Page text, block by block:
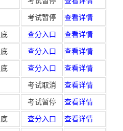
理》真题汇总（2023-202
设工程目标控制》（土木
2025）】 【监理工程
析》（土木建筑工程）真
考试暂停 查看详情
查分入口 查看详情
查分入口 查看详情
查分入口 查看详情
考试取消 查看详情
考试暂停 查看详情
查分入口 查看详情